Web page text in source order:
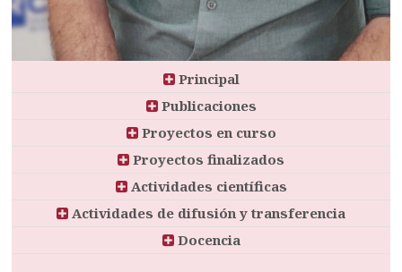
Principal
Publicaciones
Proyectos en curso
Proyectos finalizados
Actividades científicas
Actividades de difusión y transferencia
Docencia